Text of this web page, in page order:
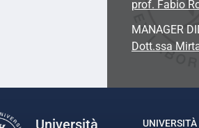
prof. Fabio
MANAGER
Dott.ssa
Università
UNIVERSITÀ